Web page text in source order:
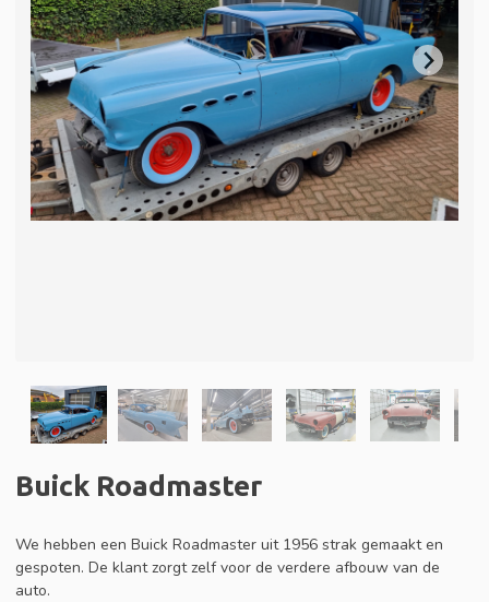
Buick Roadmaster
We hebben een Buick Roadmaster uit 1956 strak gemaakt en
gespoten. De klant zorgt zelf voor de verdere afbouw van de
auto.